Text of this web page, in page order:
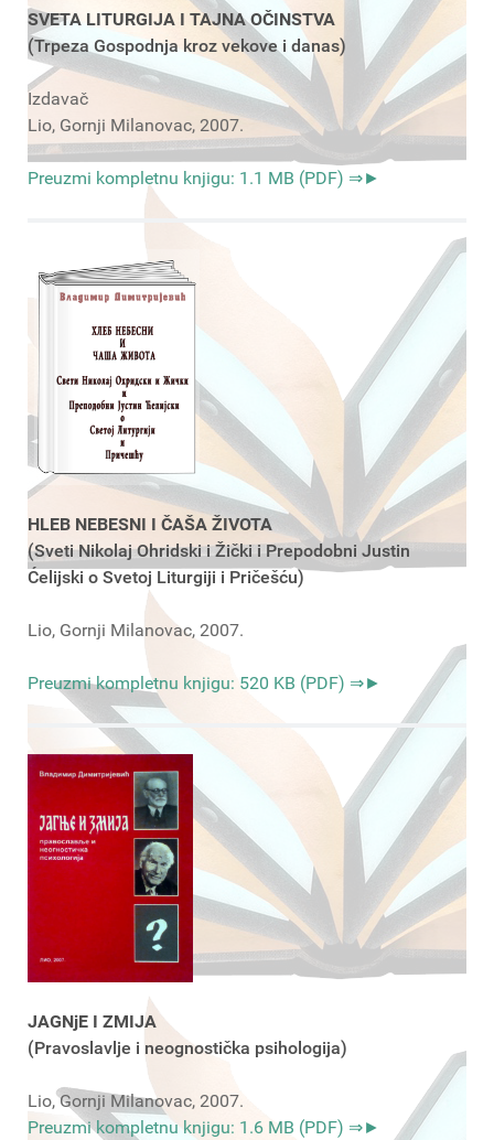
SVETA LITURGIJA I TAJNA OČINSTVA
(Trpeza Gospodnja kroz vekove i danas)
Izdavač
Lio, Gornji Milanovac, 2007.
Preuzmi kompletnu knjigu: 1.1 MB (PDF) ⇒►
HLEB NEBESNI I ČAŠA ŽIVOTA
(Sveti Nikolaj Ohridski i Žički i Prepodobni Justin
Ćelijski o Svetoj Liturgiji i Pričešću)
Lio, Gornji Milanovac, 2007.
Preuzmi kompletnu knjigu: 520 KB (PDF) ⇒►
JAGNjE I ZMIJA
(Pravoslavlje i neognostička psihologija)
Lio, Gornji Milanovac, 2007.
Preuzmi kompletnu knjigu: 1.6 MB (PDF) ⇒►